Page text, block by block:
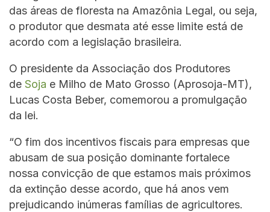
das áreas de floresta na Amazônia Legal, ou seja,
o produtor que desmata até esse limite está de
acordo com a legislação brasileira.
O presidente da Associação dos Produtores
de Soja e Milho de Mato Grosso (Aprosoja-MT),
Lucas Costa Beber, comemorou a promulgação
da lei.
“O fim dos incentivos fiscais para empresas que
abusam de sua posição dominante fortalece
nossa convicção de que estamos mais próximos
da extinção desse acordo, que há anos vem
prejudicando inúmeras famílias de agricultores.